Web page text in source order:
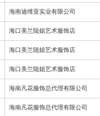
海南迪维亚实业有限公司
海口美兰陆姐艺术服饰店
海口美兰陆姐艺术服饰店
海口美兰陆姐艺术服饰店
海南凡花服饰总代理有限公司
海南凡花服饰总代理有限公司